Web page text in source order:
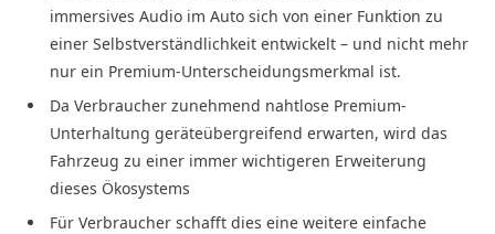
immersives Audio im Auto sich von einer Funktion zu
einer Selbstverständlichkeit entwickelt – und nicht mehr
nur ein Premium-Unterscheidungsmerkmal ist.
Da Verbraucher zunehmend nahtlose Premium-
Unterhaltung geräteübergreifend erwarten, wird das
Fahrzeug zu einer immer wichtigeren Erweiterung
dieses Ökosystems
Für Verbraucher schafft dies eine weitere einfache